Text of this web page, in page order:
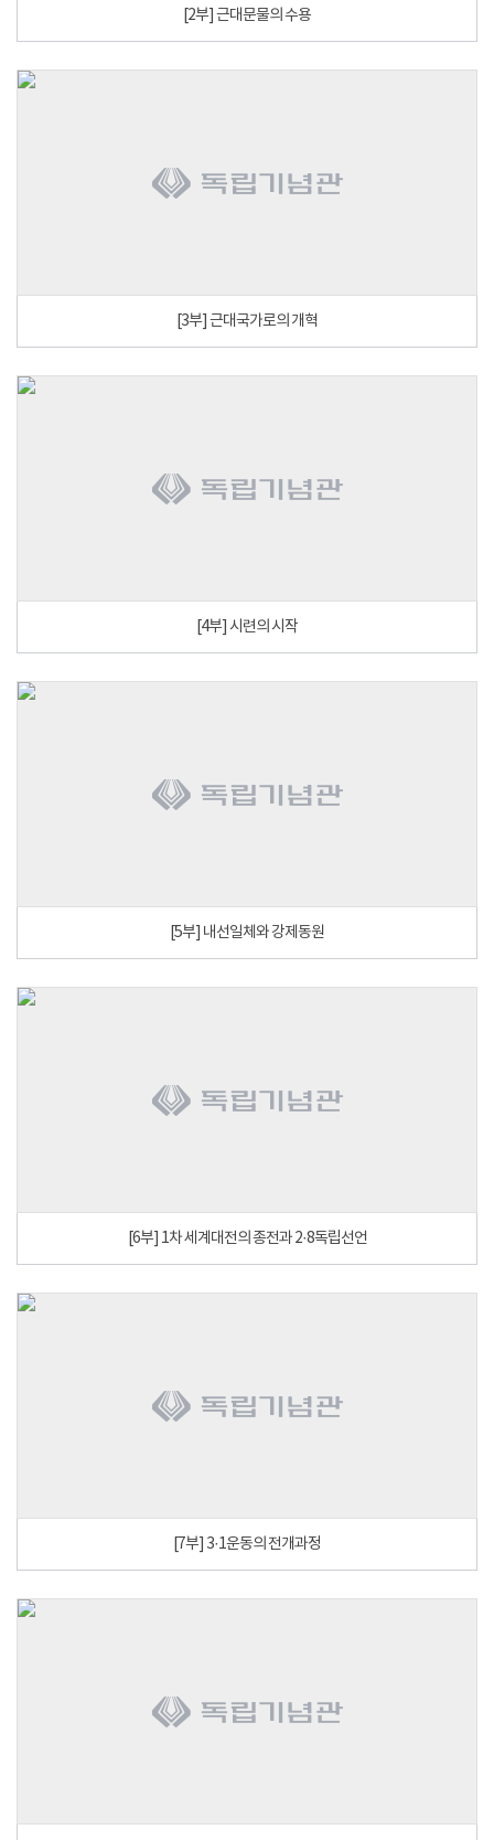
[2부] 근대문물의 수용
[3부] 근대국가로의 개혁
[4부] 시련의 시작
[5부] 내선일체와 강제동원
[6부] 1차 세계대전의 종전과 2·8독립선언
[7부] 3·1운동의 전개과정